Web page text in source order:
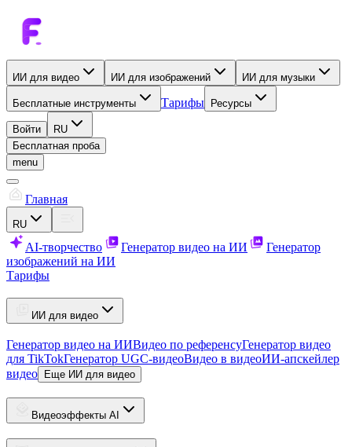
ИИ для видео ИИ для изображений ИИ для музыки
Бесплатные инструменты Тарифы Ресурсы
Войти
RU
Бесплатная проба
menu
Главная
RU
AI-творчество Генератор видео на ИИ
Генератор
изображений на ИИ
Тарифы
ИИ для видео
Генератор видео на ИИВидео по референсуГенератор видео
для TikTokГенератор UGC-видеоВидео в видеоИИ-апскейлер
видео
Еще ИИ для видео
Видеоэффекты AI